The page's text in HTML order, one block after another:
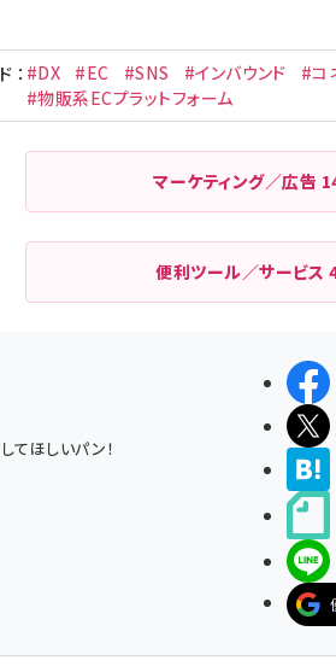
： #DX #EC #SNS #インバウンド
#コ
#物販系ECプラットフォーム
マーケティング／広告
便利ツール／サービス
てほしいパン！